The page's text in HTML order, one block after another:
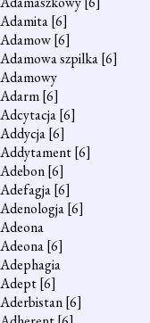
Adamita[6]
Adamow[6]
Adamowa szpilka[6]
Adamowy
Adarm[6]
Adcytacja[6]
Addycja[6]
Addytament[6]
Adebon[6]
Adefagja[6]
Adenologja[6]
Adeona
Adeona[6]
Adephagia
Adept[6]
Aderbistan[6]